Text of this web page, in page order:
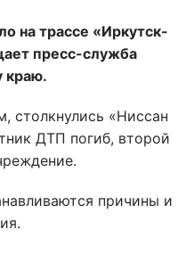
на трассе «Иркутск-
пресс-служба
краю.
столкнулись «Ниссан
ДТП погиб, второй
причины и